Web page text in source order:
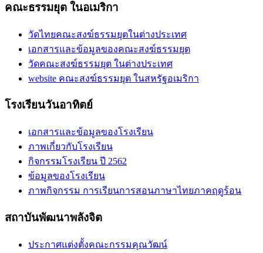
คณะธรรมยุต ในอเมริกา
วัดไทยคณะสงฆ์ธรรมยุตในต่างประเทศ
เอกสารและข้อมูลของคณะสงฆ์ธรรมยุต
วัดคณะสงฆ์ธรรมยุต ในต่างประเทศ
website คณะสงฆ์ธรรมยุต ในสหรัฐอเมริกา
โรงเรียนวันอาทิตย์
เอกสารและข้อมูลของโรงเรียน
ภาพเกี่ยวกับโรงเรียน
กิจกรรมโรงเรียน ปี 2562
ข้อมูลของโรงเรียน
ภาพกิจกรรม การเรียนการสอนภาษาไทยภาคฤดูร้อน
สถาบันพัฒนาพลังจิต
ประกาศแต่งตั้งคณะกรรมคุณวัฒน์